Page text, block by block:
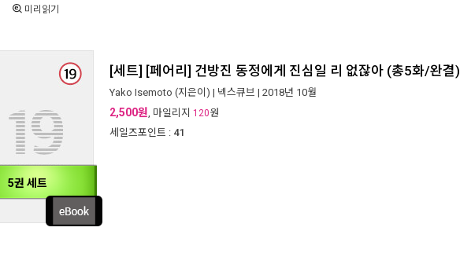
미리읽기
5권 세트
[세트] [페어리] 건방진 동정에게 진심일 리 없잖아 (총5화/완결)
Yako Isemoto (지은이) | 넥스큐브 | 2018년 10월
2,500원, 마일리지 120원
세일즈포인트 : 41